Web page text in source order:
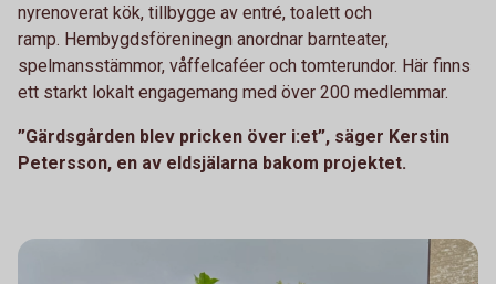
nyrenoverat kök, tillbygge av entré, toalett och
ramp. Hembygdsföreninegn anordnar barnteater,
spelmansstämmor, våffelcaféer och tomterundor. Här finns
ett starkt lokalt engagemang med över 200 medlemmar.
”Gärdsgården blev pricken över i:et”, säger Kerstin
Petersson, en av eldsjälarna bakom projektet.